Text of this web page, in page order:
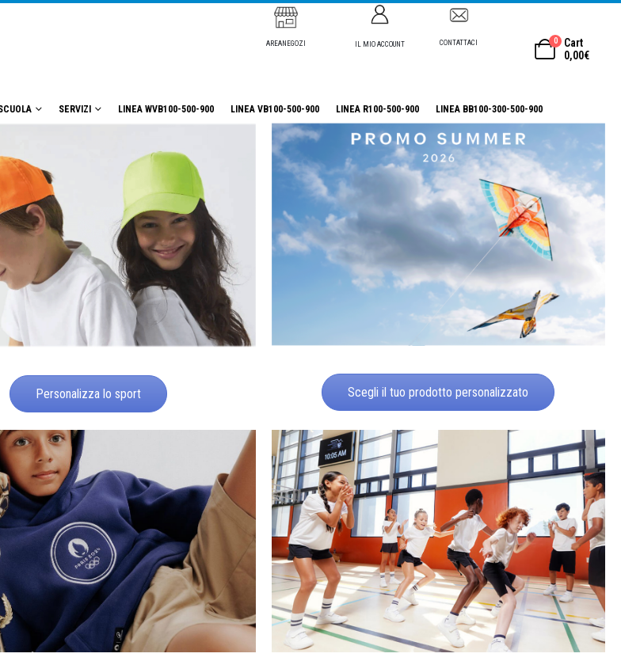
AREANEGOZI IL MIO ACCOUNT CONTATTACI 0
Cart
0,00€
SERVIZI LINEA WVB100-500-900 LINEA VB100-500-900 LINEA R100-500-900 LINEA BB100-300-500-900
Personalizza lo sport Scegli il tuo prodotto personalizzato